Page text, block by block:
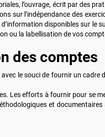
l’ouvrage, écrit par des
sur l’indépendance des
disponibles sur le
ou la labellisation de vos
des comptes
le souci de fournir un cadre
Les efforts à fournir pour se
et